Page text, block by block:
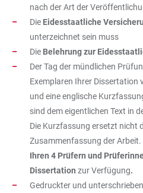
nach der Art der
Die Eidesstaatliche
unterzeichnet sein muss
Die Belehrung zur
Der Tag der mündlichen
Exemplaren Ihrer Dissertation
und eine englische
sind dem eigentlichen Text in
Die Kurzfassung ersetzt nicht
Zusammenfassung der Arbeit.
Ihren 4 Prüfern und
Dissertation zur Verfügung.
Gedruckter und